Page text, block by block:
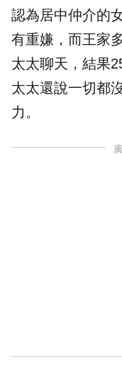
認為居中仲介的
有重嫌，而王家
太太聊天，結果
太太還說一切都
力。